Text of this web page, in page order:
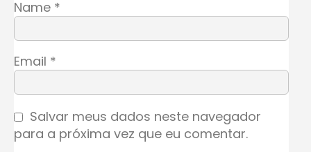
Name *
Email *
Salvar meus dados neste navegador
para a próxima vez que eu comentar.